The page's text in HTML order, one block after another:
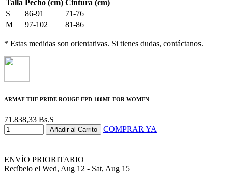
Talla Pecho (cm) Cintura (cm)
S
86-91
71-76
M
97-102 81-86
* Estas medidas son orientativas. Si tienes dudas, contáctanos.
ARMAF THE PRIDE ROUGE EPD 100ML FOR WOMEN
71.838,33 Bs.S
Añadir al Carrito COMPRAR YA
ENVÍO PRIORITARIO
Recíbelo el Wed, Aug 12 - Sat, Aug 15